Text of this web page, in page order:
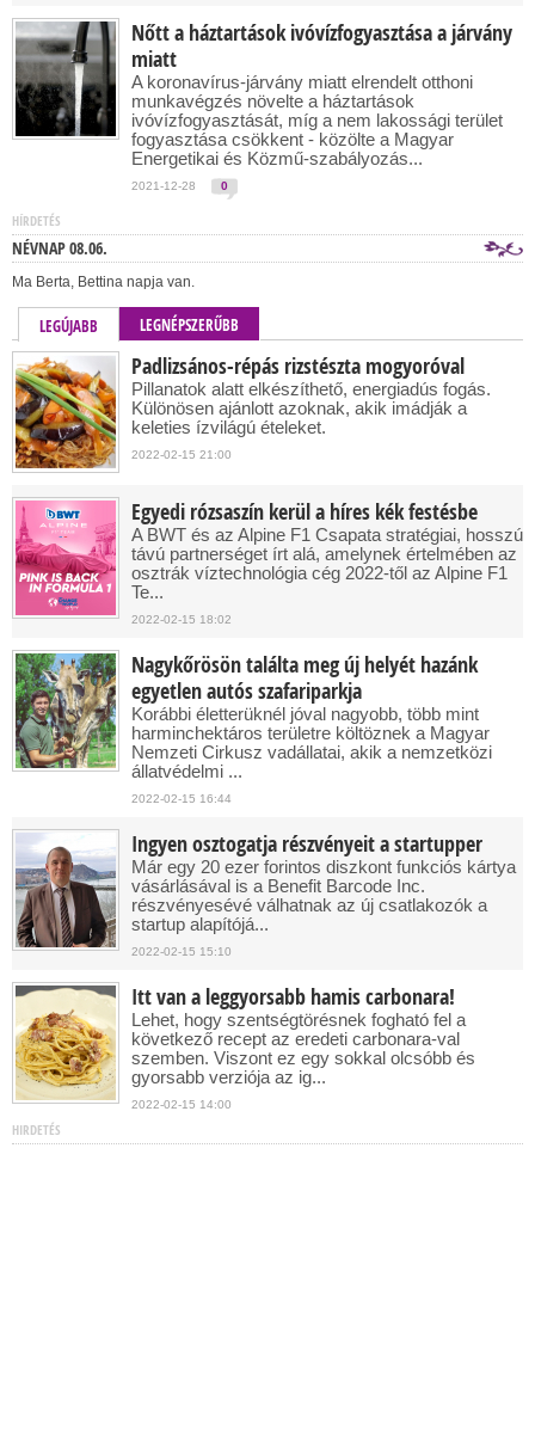
Nőtt a háztartások ivóvízfogyasztása a járvány
miatt
A koronavírus-járvány miatt elrendelt otthoni
munkavégzés növelte a háztartások
ivóvízfogyasztását, míg a nem lakossági terület
fogyasztása csökkent - közölte a Magyar
Energetikai és Közmű-szabályozás...
2021-12-28 0
HÍRDETÉS
NÉVNAP 08.06.
Ma Berta, Bettina napja van.
LEGÚJABB LEGNÉPSZERŰBB
Padlizsános-répás rizstészta mogyoróval
Pillanatok alatt elkészíthető, energiadús fogás.
Különösen ajánlott azoknak, akik imádják a
keleties ízvilágú ételeket.
2022-02-15 21:00
Egyedi rózsaszín kerül a híres kék festésbe
A BWT és az Alpine F1 Csapata stratégiai, hosszú
távú partnerséget írt alá, amelynek értelmében az
osztrák víztechnológia cég 2022-től az Alpine F1
Te...
2022-02-15 18:02
Nagykőrösön találta meg új helyét hazánk
egyetlen autós szafariparkja
Korábbi életterüknél jóval nagyobb, több mint
harminchektáros területre költöznek a Magyar
Nemzeti Cirkusz vadállatai, akik a nemzetközi
állatvédelmi ...
2022-02-15 16:44
Ingyen osztogatja részvényeit a startupper
Már egy 20 ezer forintos diszkont funkciós kártya
vásárlásával is a Benefit Barcode Inc.
részvényesévé válhatnak az új csatlakozók a
startup alapítójá...
2022-02-15 15:10
Itt van a leggyorsabb hamis carbonara!
Lehet, hogy szentségtörésnek fogható fel a
következő recept az eredeti carbonara-val
szemben. Viszont ez egy sokkal olcsóbb és
gyorsabb verziója az ig...
2022-02-15 14:00
HIRDETÉS